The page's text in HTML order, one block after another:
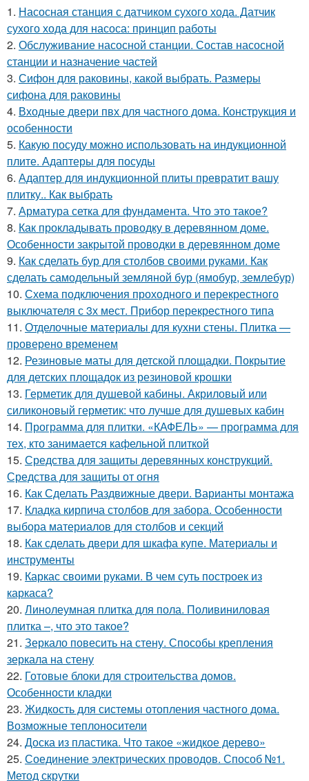
1. Насосная станция с датчиком сухого хода. Датчик
сухого хода для насоса: принцип работы
2. Обслуживание насосной станции. Состав насосной
станции и назначение частей
3. Сифон для раковины, какой выбрать. Размеры
сифона для раковины
4. Входные двери пвх для частного дома. Конструкция и
особенности
5. Какую посуду можно использовать на индукционной
плите. Адаптеры для посуды
6. Адаптер для индукционной плиты превратит вашу
плитку.. Как выбрать
7. Арматура сетка для фундамента. Что это такое?
8. Как прокладывать проводку в деревянном доме.
Особенности закрытой проводки в деревянном доме
9. Как сделать бур для столбов своими руками. Как
сделать самодельный земляной бур (ямобур, землебур)
10. Схема подключения проходного и перекрестного
выключателя с 3х мест. Прибор перекрестного типа
11. Отделочные материалы для кухни стены. Плитка —
проверено временем
12. Резиновые маты для детской площадки. Покрытие
для детских площадок из резиновой крошки
13. Герметик для душевой кабины. Акриловый или
силиконовый герметик: что лучше для душевых кабин
14. Программа для плитки. «КАФЕЛЬ» — программа для
тех, кто занимается кафельной плиткой
15. Средства для защиты деревянных конструкций.
Средства для защиты от огня
16. Как Сделать Раздвижные двери. Варианты монтажа
17. Кладка кирпича столбов для забора. Особенности
выбора материалов для столбов и секций
18. Как сделать двери для шкафа купе. Материалы и
инструменты
19. Каркас своими руками. В чем суть построек из
каркаса?
20. Линолеумная плитка для пола. Поливиниловая
плитка –, что это такое?
21. Зеркало повесить на стену. Способы крепления
зеркала на стену
22. Готовые блоки для строительства домов.
Особенности кладки
23. Жидкость для системы отопления частного дома.
Возможные теплоносители
24. Доска из пластика. Что такое «жидкое дерево»
25. Соединение электрических проводов. Способ №1.
Метод скрутки